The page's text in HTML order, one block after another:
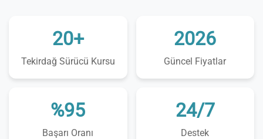
20+
Tekirdağ Sürücü Kursu
2026
Güncel Fiyatlar
%95
Başarı Oranı
24/7
Destek